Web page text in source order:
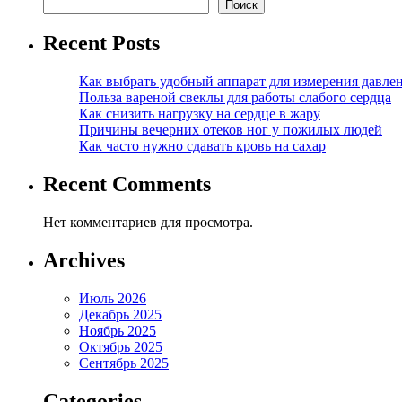
Поиск
Recent Posts
Как выбрать удобный аппарат для измерения
Польза вареной свеклы для работы слабого сердца
Как снизить нагрузку на сердце в жару
Причины вечерних отеков ног у пожилых людей
Как часто нужно сдавать кровь на сахар
Recent Comments
Нет комментариев для просмотра.
Archives
Июль 2026
Декабрь 2025
Ноябрь 2025
Октябрь 2025
Сентябрь 2025